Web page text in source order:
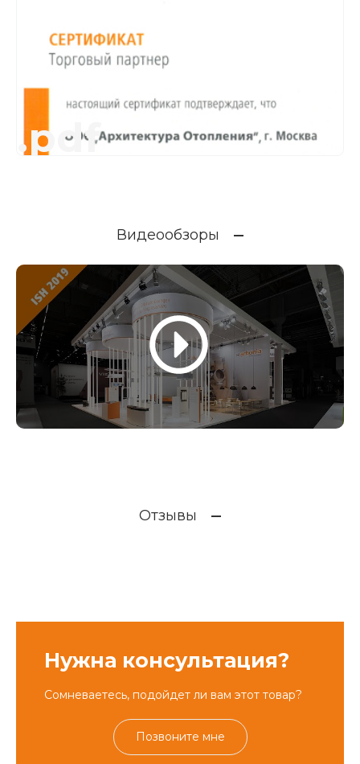
.pdf
Видеообзоры
Отзывы
Нужна консультация?
Сомневаетесь, подойдет ли вам этот товар?
Позвоните мне